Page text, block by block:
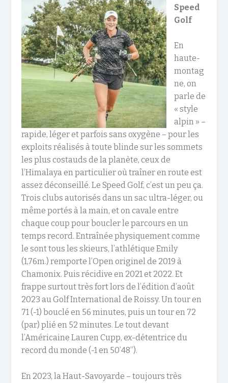
Speed
Golf
En
haute-
montag
ne, on
parle de
« style
alpin » –
rapide, léger et parfois sans oxygène – pour les
exploits réalisés à toute blinde sur les sommets
les plus costauds de la planète, ceux de
l’Himalaya en particulier où traîner en route est
assez déconseillé. Le Speed Golf, c’est un peu ça.
Trois clubs autorisés dans un sac ultra-léger, ou
même portés à la main, et on cavale entre
chaque coup pour boucler le parcours en un
temps record. Entraînée physiquement comme
le sont tous les skieurs, l’athlétique Emily
(1,76m.) remporte l’Open originel de 2019 à
Chamonix. Puis récidive en 2021 et 2022. Et
frappe surtout très fort lors de l’édition d’août
2023 au Golf International de Roissy. Un tour en
71 (-1) bouclé en 56 minutes, puis un tour en 72
(par) plié en 52 minutes. Le tout devant
l’Américaine Lauren Cupp, ex-détentrice du
record du monde (-1 en 50’48’’).
En 2023, la Haut-Savoyarde – toujours très